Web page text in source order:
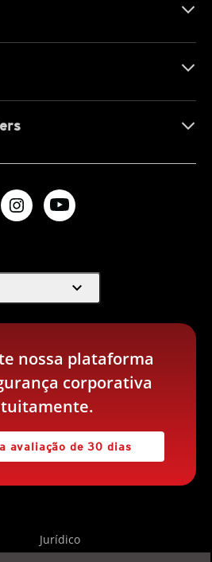
expand_more
nossa plataforma
corporativa
avaliação de 30 dias
Jurídico